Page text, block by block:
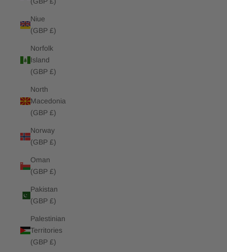
Niue
(GBP £)
Norfolk
Island
(GBP £)
North
Macedonia
(GBP £)
Norway
(GBP £)
Oman
(GBP £)
Pakistan
(GBP £)
Palestinian
Territories
(GBP £)